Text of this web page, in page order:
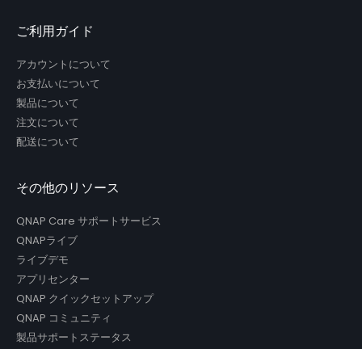
ご利用ガイド
アカウントについて
お支払いについて
製品について
注文について
配送について
その他のリソース
QNAP Care サポートサービス
QNAPライブ
ライブデモ
アプリセンター
QNAP クイックセットアップ
QNAP コミュニティ
製品サポートステータス